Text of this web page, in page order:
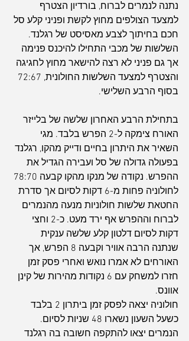
נתנה לנמרים לברוח, בורדיון הצטרף
למצעד הצולפים מחוץ לקשת ופניני קלע סל
חכם בחיתוך לצבע מאסיסט של רגלנד.
השלשות של מכבי התחילו להיכנס פנימה
אך גם פניני לא רצה להישאר מחוץ לחגיגה
בסוף הרבע השלישי.
בתחילת הרבע האחרון שלשה של בלייזר
האורח צימקה ל-2 הפרש בלבד. מגי
השאיר את היתרון בחיים ודייק מהקו, רגלנד
בפעולה גדולה של סל ועבירה הגדיל את
לחולוניה פחות מ-6 דקות לסיום אך סדרת
החטאת שלשות חולוניות מנעה מהנמרים
לברוח וההפרש אף ירד מעט. כ-2 וחצי
דקות לסיום דלטון קלע שלשה ענקית
שנתנה הרבה אוויר וקבעה 8 הפרש, אך
האורחים לא אמרו נואש ואחרי פסק זמן
חזרו למשחק עם 6 נקודות מהירות של קינן
אוונס.
חולוניה יצאה לפסק זמן ביתרון 2 בלבד
כשעל השעון נשארו 48 שניות לסיום.
הנמרים יצאו להתקפה חשובה בה רגלנד